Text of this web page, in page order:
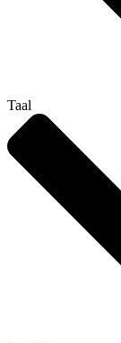
Taal